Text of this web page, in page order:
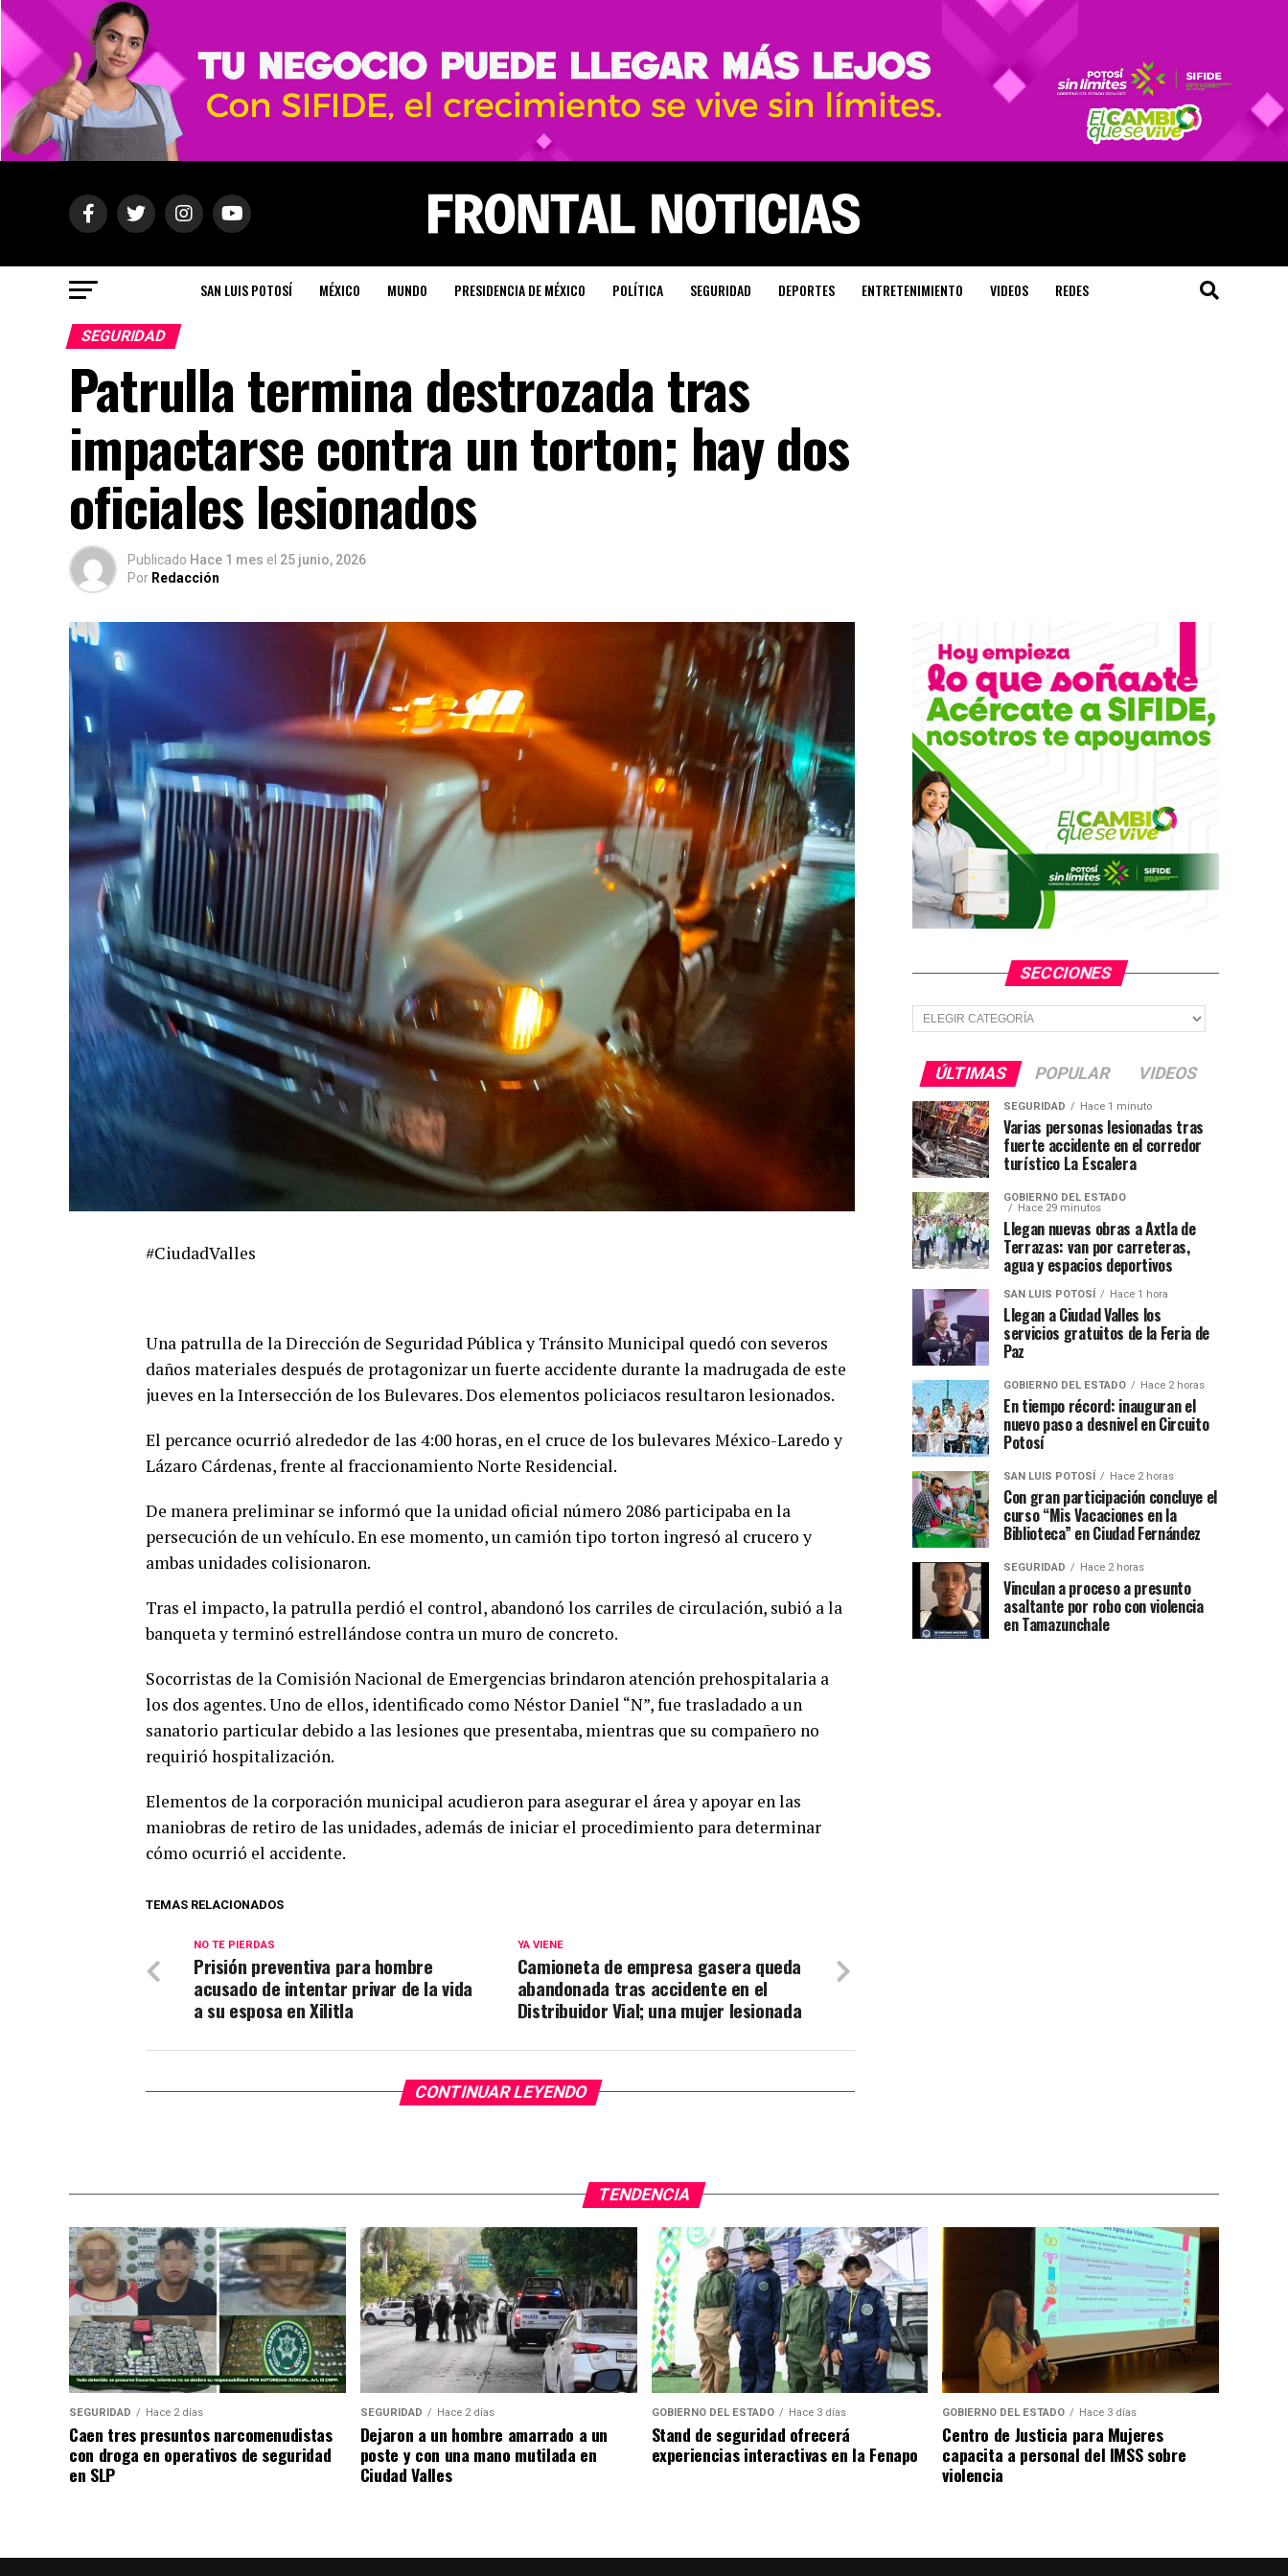
SAN LUIS POTOSÍ MÉXICO MUNDO PRESIDENCIA DE MÉXICO POLÍTICA SEGURIDAD DEPORTES ENTRETENIMIENTO VIDEOS REDES
SEGURIDAD
Patrulla termina destrozada tras
impactarse contra un torton; hay dos
oficiales lesionados
Publicado Hace 1 mes el 25 junio, 2026
Por Redacción
#CiudadValles
Una patrulla de la Dirección de Seguridad Pública y Tránsito Municipal quedó con severos
daños materiales después de protagonizar un fuerte accidente durante la madrugada de este
jueves en la Intersección de los Bulevares. Dos elementos policiacos resultaron lesionados.
El percance ocurrió alrededor de las 4:00 horas, en el cruce de los bulevares México-Laredo y
Lázaro Cárdenas, frente al fraccionamiento Norte Residencial.
De manera preliminar se informó que la unidad oficial número 2086 participaba en la
persecución de un vehículo. En ese momento, un camión tipo torton ingresó al crucero y
ambas unidades colisionaron.
Tras el impacto, la patrulla perdió el control, abandonó los carriles de circulación, subió a la
banqueta y terminó estrellándose contra un muro de concreto.
Socorristas de la Comisión Nacional de Emergencias brindaron atención prehospitalaria a
los dos agentes. Uno de ellos, identificado como Néstor Daniel “N”, fue trasladado a un
sanatorio particular debido a las lesiones que presentaba, mientras que su compañero no
requirió hospitalización.
Elementos de la corporación municipal acudieron para asegurar el área y apoyar en las
maniobras de retiro de las unidades, además de iniciar el procedimiento para determinar
cómo ocurrió el accidente.
TEMAS RELACIONADOS
YA VIENE
Camioneta de empresa gasera queda
abandonada tras accidente en el
Distribuidor Vial; una mujer lesionada
NO TE PIERDAS
Prisión preventiva para hombre
acusado de intentar privar de la vida
a su esposa en Xilitla
CONTINUAR LEYENDO
SECCIONES
Secciones
ÚLTIMAS POPULAR VIDEOS
SEGURIDAD Hace 1 minuto
Varias personas lesionadas tras
fuerte accidente en el corredor
turístico La Escalera
GOBIERNO DEL ESTADO
Hace 29 minutos
Llegan nuevas obras a Axtla de
Terrazas: van por carreteras,
agua y espacios deportivos
SAN LUIS POTOSÍ Hace 1 hora
Llegan a Ciudad Valles los
servicios gratuitos de la Feria de
Paz
GOBIERNO DEL ESTADO Hace 2 horas
En tiempo récord: inauguran el
nuevo paso a desnivel en Circuito
Potosí
SAN LUIS POTOSÍ Hace 2 horas
Con gran participación concluye el
curso “Mis Vacaciones en la
Biblioteca” en Ciudad Fernández
SEGURIDAD Hace 2 horas
Vinculan a proceso a presunto
asaltante por robo con violencia
en Tamazunchale
TENDENCIA
SEGURIDAD Hace 2 días
Caen tres presuntos narcomenudistas
con droga en operativos de seguridad
en SLP
SEGURIDAD Hace 2 días
Dejaron a un hombre amarrado a un
poste y con una mano mutilada en
Ciudad Valles
GOBIERNO DEL ESTADO Hace 3 días
Stand de seguridad ofrecerá
experiencias interactivas en la Fenapo
GOBIERNO DEL ESTADO Hace 3 días
Centro de Justicia para Mujeres
capacita a personal del IMSS sobre
violencia